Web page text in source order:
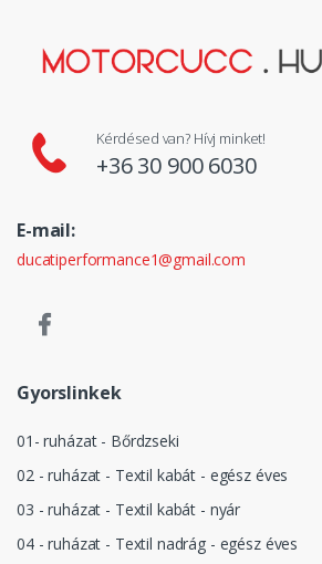
Kérdésed van? Hívj minket!
+36 30 900 6030
E-mail:
ducatiperformance1@gmail.com
Gyorslinkek
01- ruházat - Bőrdzseki
02 - ruházat - Textil kabát - egész éves
03 - ruházat - Textil kabát - nyár
04 - ruházat - Textil nadrág - egész éves